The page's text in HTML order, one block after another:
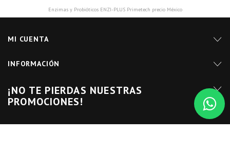
Enzimas y Probióticos ENZI-PLUS Primetech precio México
MI CUENTA
INFORMACIÓN
¡NO TE PIERDAS NUESTRAS
PROMOCIONES!